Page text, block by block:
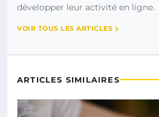
développer leur activité en ligne.
VOIR TOUS LES ARTICLES
ARTICLES SIMILAIRES